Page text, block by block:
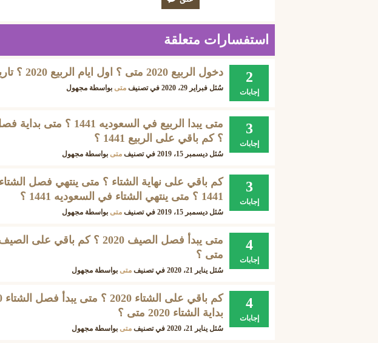
استفسارات متعلقة
2
إجابات
دخول الربيع 2020 متى ؟ اول ايام الربيع 2020 ؟ تاريخ دخول الربيع 2020 ؟
سُئل فبراير 29، 2020 في تصنيف متى بواسطة مجهول
3
إجابات
؟ كم باقي على الربيع 1441 ؟
سُئل ديسمبر 15، 2019 في تصنيف متى بواسطة مجهول
3
إجابات
1441 ؟ متى ينتهي الشتاء في السعوديه 1441 ؟
سُئل ديسمبر 15، 2019 في تصنيف متى بواسطة مجهول
4
إجابات
متى ؟
سُئل يناير 21، 2020 في تصنيف متى بواسطة مجهول
4
إجابات
بداية الشتاء 2020 متى ؟
سُئل يناير 21، 2020 في تصنيف متى بواسطة مجهول